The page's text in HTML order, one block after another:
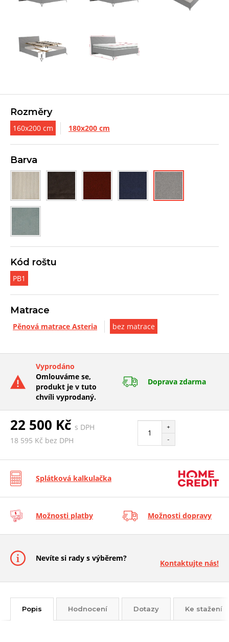
Rozměry
160x200 cm 180x200 cm
Barva
Kód roštu
PB1
Matrace
Pěnová matrace Asteria bez matrace
Vyprodáno
Omlouváme se,
produkt je v tuto
chvíli vyprodaný.
Doprava zdarma
22 500 Kč s DPH
18 595 Kč bez DPH
+
-
Splátková kalkulačka
Možnosti platby Možnosti dopravy
Nevíte si rady s výběrem?
Kontaktujte nás!
Popis Hodnocení Dotazy Ke stažení